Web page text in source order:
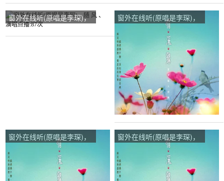
窗外在线听(原唱是李琛)，
随 风 、演唱点播:87次
窗外在线听(原唱是李琛)，
泽栋演唱点播:16次
窗外在线听(原唱是李琛)，
泽栋演唱点播:27次
窗外在线听(原唱是李琛)，
相守一生演唱点播:19次